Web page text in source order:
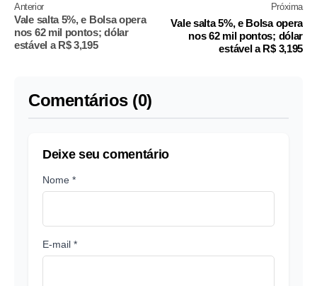
Anterior
Vale salta 5%, e Bolsa opera
nos 62 mil pontos; dólar
estável a R$ 3,195
Próxima
Vale salta 5%, e Bolsa opera
nos 62 mil pontos; dólar
estável a R$ 3,195
Comentários (0)
Deixe seu comentário
Nome *
E-mail *